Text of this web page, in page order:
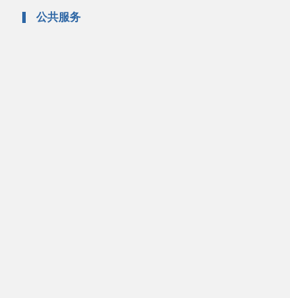
公共服务